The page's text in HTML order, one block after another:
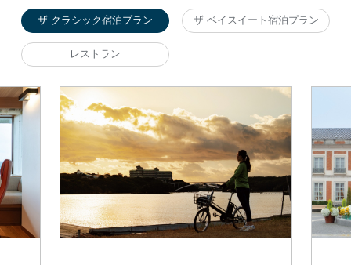
ザ クラシック宿泊プラン ザ ベイスイート宿泊プラン
レストラン